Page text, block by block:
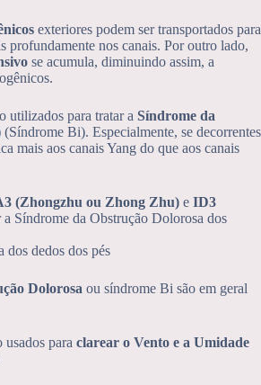
exteriores podem ser transportados para
profundamente nos canais. Por outro lado,
se acumula, diminuindo assim, a
utilizados para tratar a Síndrome da
Bi). Especialmente, se decorrentes
mais aos canais Yang do que aos canais
(Zhongzhu ou Zhong Zhu) e ID3
a Síndrome da Obstrução Dolorosa dos
dos dedos dos pés
Dolorosa ou síndrome Bi são em geral
usados para clarear o Vento e a Umidade